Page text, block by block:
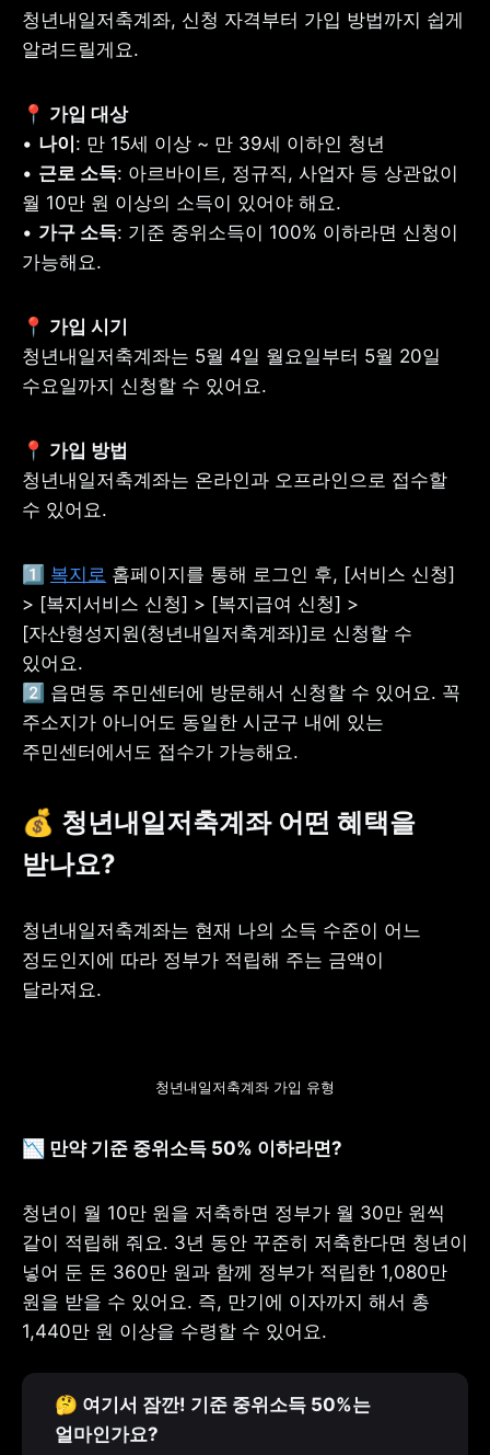
청년내일저축계좌, 신청 자격부터 가입 방법까지 쉽게
알려드릴게요.
• 나이: 만 15세 이상 ~ 만 39세 이하인 청년
• 근로 소득: 아르바이트, 정규직, 사업자 등 상관없이
월 10만 원 이상의 소득이 있어야 해요.
• 가구 소득: 기준 중위소득이 100% 이하라면 신청이
가능해요.
청년내일저축계좌는 5월 4일 월요일부터 5월 20일
수요일까지 신청할 수 있어요.
청년내일저축계좌는 온라인과 오프라인으로 접수할
수 있어요.
1️⃣ 복지로 홈페이지를 통해 로그인 후, [서비스 신청]
> [복지서비스 신청] > [복지급여 신청] >
[자산형성지원(청년내일저축계좌)]로 신청할 수
있어요.
2️⃣ 읍면동 주민센터에 방문해서 신청할 수 있어요. 꼭
주소지가 아니어도 동일한 시군구 내에 있는
주민센터에서도 접수가 가능해요.
💰 청년내일저축계좌 어떤 혜택을
받나요?
청년내일저축계좌는 현재 나의 소득 수준이 어느
정도인지에 따라 정부가 적립해 주는 금액이
달라져요.
청년내일저축계좌 가입 유형
📉 만약 기준 중위소득 50% 이하라면?
청년이 월 10만 원을 저축하면 정부가 월 30만 원씩
같이 적립해 줘요. 3년 동안 꾸준히 저축한다면 청년이
넣어 둔 돈 360만 원과 함께 정부가 적립한 1,080만
원을 받을 수 있어요. 즉, 만기에 이자까지 해서 총
1,440만 원 이상을 수령할 수 있어요.
🤔 여기서 잠깐! 기준 중위소득 50%는
얼마인가요?